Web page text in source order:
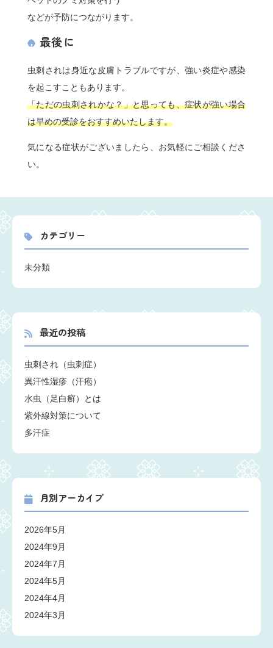
などが予防につながります。
最後に
虫刺されは身近な皮膚トラブルですが、強い炎症や感染
を起こすこともあります。
「ただの虫刺されかな？」と思っても、症状が強い場合
は早めの受診をおすすめいたします。
気になる症状がございましたら、お気軽にご相談くださ
い。
カテゴリー
未分類
最近の投稿
虫刺され（虫刺症）
異汗性湿疹（汗疱）
水虫（足白癬）とは
紫外線対策について
多汗症
月別アーカイブ
2026年5月
2024年9月
2024年7月
2024年5月
2024年4月
2024年3月